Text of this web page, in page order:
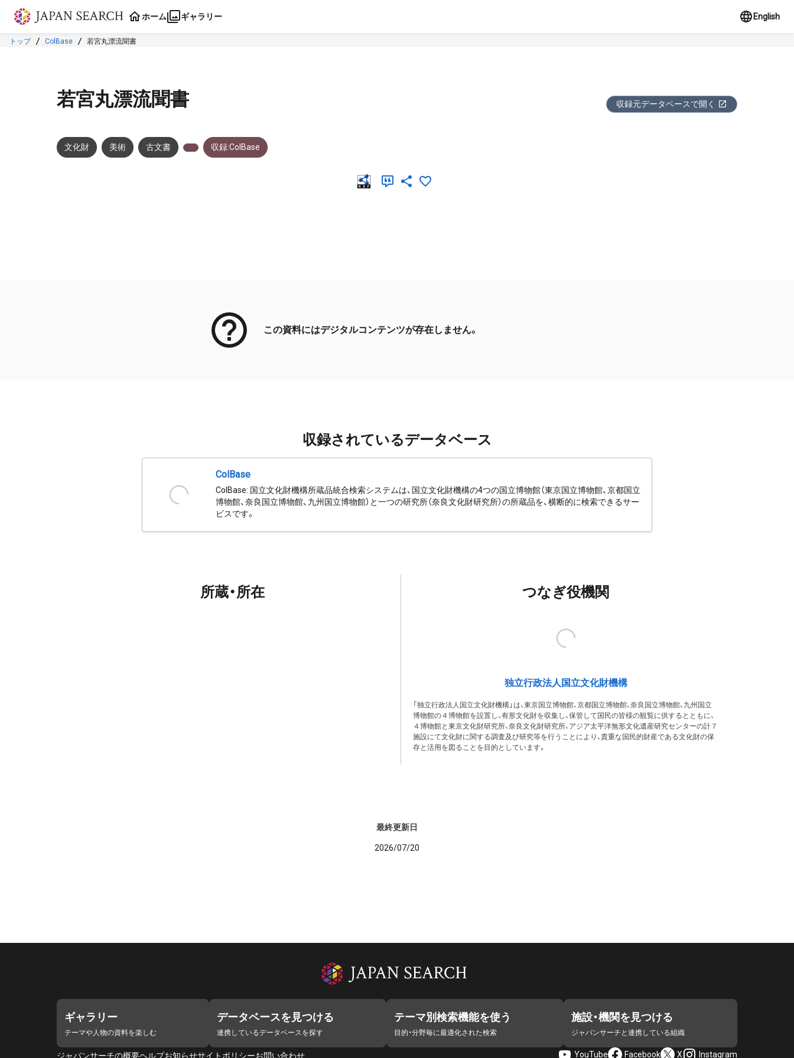
本文に飛ぶ
ホーム ギャラリー English
トップ ColBase 若宮丸漂流聞書
若宮丸漂流聞書 収録元データベースで開く
文化財 美術 古文書 収録:ColBase
この資料にはデジタルコンテンツが存在しません。
収録されているデータベース
ColBase
ColBase: 国立文化財機構所蔵品統合検索システムは、国立文化財機構の4つの国立博物館（東京国立博物館、京都国立
博物館、奈良国立博物館、九州国立博物館）と一つの研究所（奈良文化財研究所）の所蔵品を、横断的に検索できるサー
ビスです。
所蔵・所在 つなぎ役機関
独立行政法人国立文化財機構
「独立行政法人国立文化財機構」は、東京国立博物館、京都国立博物館、奈良国立博物館、九州国立
博物館の４博物館を設置し、有形文化財を収集し、保管して国民の皆様の観覧に供するとともに、
４博物館と東京文化財研究所、奈良文化財研究所、アジア太平洋無形文化遺産研究センターの計７
施設にて文化財に関する調査及び研究等を行うことにより、貴重な国民的財産である文化財の保
存と活用を図ることを目的としています。
最終更新日
2026/07/20
ギャラリー
テーマや人物の資料を楽しむ
データベースを見つける
連携しているデータベースを探す
テーマ別検索機能を使う
目的・分野毎に最適化された検索
施設・機関を見つける
ジャパンサーチと連携している組織
ジャパンサーチの概要ヘルプお知らせサイトポリシーお問い合わせ YouTube Facebook X Instagram